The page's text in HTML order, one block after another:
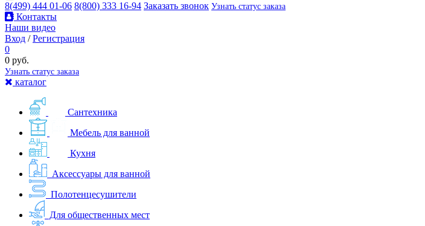
8(499) 444 01-06 8(800) 333 16-94 Заказать звонок Узнать статус заказа
Контакты
Наши видео
Вход /Регистрация
0
0 руб.
Узнать статус заказа
каталог
Сантехника
Мебель для ванной
Кухня
Аксессуары для ванной
Полотенцесушители
Для общественных мест